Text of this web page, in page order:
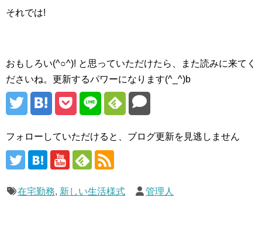
それでは!
おもしろい(^○^)! と思っていただけたら、また読みに来てく
ださいね。更新するパワーになります(^_^)b
フォローしていただけると、ブログ更新を見逃しません
在宅勤務, 新しい生活様式 管理人